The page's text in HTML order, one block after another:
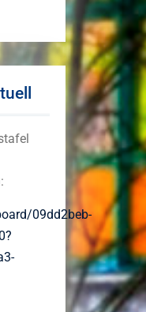
09dd2beb-